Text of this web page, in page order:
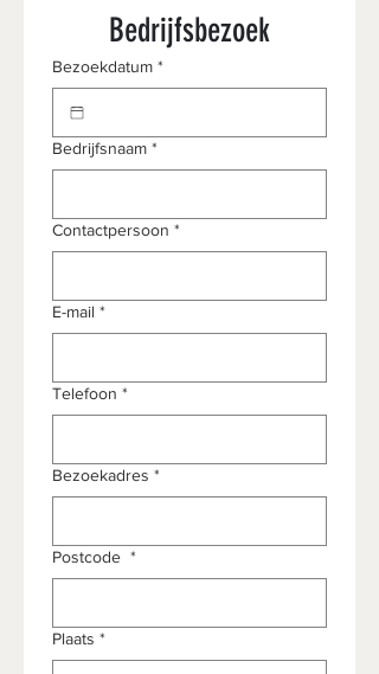
Bedrijfsbezoek
Bezoekdatum *
Bedrijfsnaam *
Contactpersoon *
E-mail *
Telefoon *
Bezoekadres *
Postcode *
Plaats *